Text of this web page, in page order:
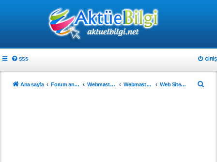
SSS GIRIŞ
Ana sayfa Forum ana sayfa Webmaster & Tasarım Webmasterlar için Web Sitenizi Tanıtın..!